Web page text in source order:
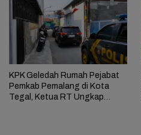
KPK Geledah Rumah Pejabat
Pemkab Pemalang di Kota
Tegal, Ketua RT Ungkap